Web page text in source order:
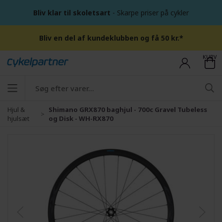
Bliv klar til skoletsart - Skarpe priser på cykler
Bliv en del af kundeklubben og få 50 kr.*
KURV
Hjul &
hjulsæt
Shimano GRX870 baghjul - 700c Gravel Tubeless
og Disk - WH-RX870